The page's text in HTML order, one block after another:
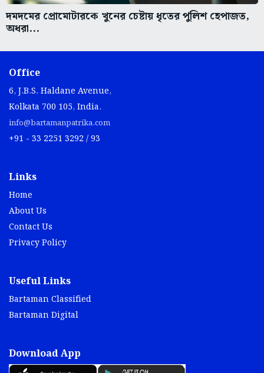
দমদমের প্রোমোটারকে খুনের চেষ্টায় ধৃতের পুলিশ হেপাজত,
অধরা...
Office
6, J.B.S. Haldane Avenue,
Kolkata 700 105, India.
info@bartamanpatrika.com
+91 - 33 2251 3292 / 93
Links
Home
About Us
Contact Us
Privacy Policy
Useful Links
Bartaman Classified
Bartaman Digital
Download App